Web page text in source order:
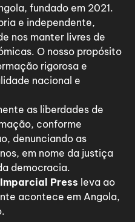
fundado em 2021.
e independente,
nos manter livres de
O nosso propósito
rigorosa e
nacional e
as liberdades de
conforme
denunciando as
em nome da justiça
democracia.
Imparcial Press leva ao
acontece em Angola,